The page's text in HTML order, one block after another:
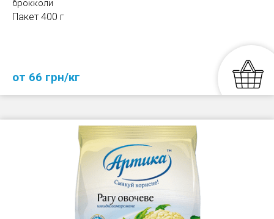
брокколи
Пакет 400 г
от 66 грн/кг